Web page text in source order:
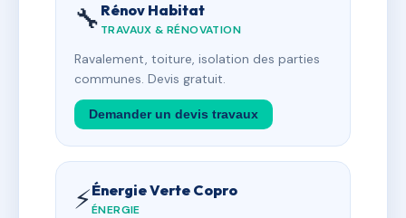
🔧 Rénov Habitat
TRAVAUX & RÉNOVATION
Ravalement, toiture, isolation des parties
communes. Devis gratuit.
Demander un devis travaux
⚡Énergie Verte Copro
ÉNERGIE